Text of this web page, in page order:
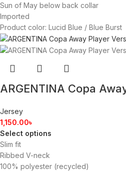
Sun of May below back collar
Imported
Product color: Lucid Blue / Blue Burst
ARGENTINA Copa
Jersey
1,150.00৳
Select options
Slim fit
Ribbed V-neck
100% polyester (recycled)